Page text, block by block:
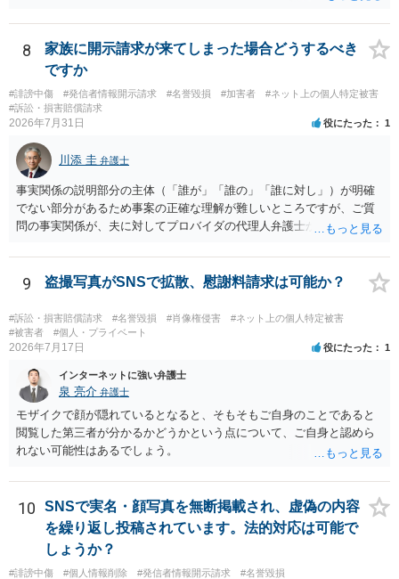
いでしょう。７月中にアカウントが削除されている場合、今から進め
ても失敗する可能性が高いように思われます。 相手を特定できた場
合、相手に全ての弁護士費用を負担させることは可能でしょうか？ →
訴訟外の交渉で相手方が認めれば負担させることができるでしょう。
訴訟で判決となった場合は、実際の弁護士費用が認められる場合と認
められない場合があり何ともいえないところでしょう。
8
家族に開示請求が来てしまった場合どうするべき
ですか
#誹謗中傷 #発信者情報開示請求 #名誉毀損 #加害者
#ネット上の個人特定被害
#訴訟・損害賠償請求
2026年7月31日 役にたった 1
川添 圭 弁護士
事実関係の説明部分の主体（「誰が」「誰の」「誰に対し」）が明確
でない部分があるため事案の正確な理解が難しいところですが、ご質
問の事実関係が、夫に対してプロバイダの代理人弁護士から発信者情
情報として夫の氏名と住所が開示され、開示請求者（の代理人弁護
士）が、夫に対して内容証明郵便を送ったり訴訟の提起がなされたり
する可能性があるように思われます。この場合は、開示請求者（とあ
る女性？）の代理人弁護士へ、実は投稿者があなたであるという内容
とともに、あなたから連絡することもあり得ます。 夫がクレーム電話
を入れた「相手方の法律事務所」というのがプロバイダの代理人の事
務所であるのか、それとも開示請求者の代理人の事務所なのかが不明
ですが、もし前者であれば、書類の再送要請にはあまり意味はなく、
一方、後者であるなら、夫を被告として提訴に至る可能性も考える必
要が出てきます。 あなたと夫との夫婦関係の状況（別居中なのか、夫
婦関係は良好なのか、あなたが夫へ嘘をついたのか等）がよくわから
ないところがあり、実際にどのような対応がベターなのかを正確に検
9 盗撮写真がSNSで拡散、慰謝料請求は可能か？
#訴訟・損害賠償請求 #名誉毀損 #肖像権侵害
#ネット上の個人特定被害
#被害者
#個人・プライベート
2026年7月17日 役にたった 1
インターネットに強い弁護士
泉 亮介 弁護士
モザイクで顔が隠れているとなると、そもそもご自身のことであると
閲覧した第三者が分かるかどうかという点について、ご自身と認めら
れない可能性はあるでしょう。
10
SNSで実名・顔写真を無断掲載され、虚偽の内容
を繰り返し投稿されています。法的対応は可能で
しょうか？
#誹謗中傷 #個人情報削除 #発信者情報開示請求
#名誉毀損